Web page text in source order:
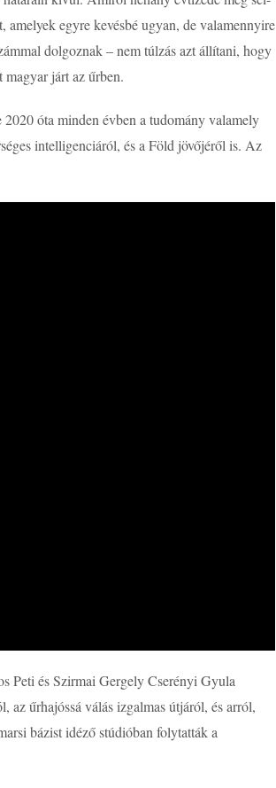
egyre kevésbé ugyan, de valamennyire
dolgoznak – nem túlzás azt állítani, hogy
járt az űrben.
óta minden évben a tudomány valamely
intelligenciáról, és a Föld jövőjéről is. Az
Peti és Szirmai Gergely Cserényi Gyula
az űrhajóssá válás izgalmas útjáról, és arról,
bázist idéző stúdióban folytatták a